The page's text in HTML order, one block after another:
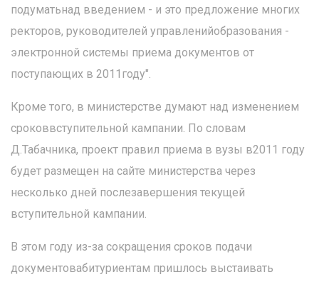
подуматьнад введением - и это предложение многих
ректоров, руководителей управленийобразования -
электронной системы приема документов от
поступающих в 2011году".
Кроме того, в министерстве думают над изменением
сроковвступительной кампании. По словам
Д.Табачника, проект правил приема в вузы в2011 году
будет размещен на сайте министерства через
несколько дней послезавершения текущей
вступительной кампании.
В этом году из-за сокращения сроков подачи
документовабитуриентам пришлось выстаивать